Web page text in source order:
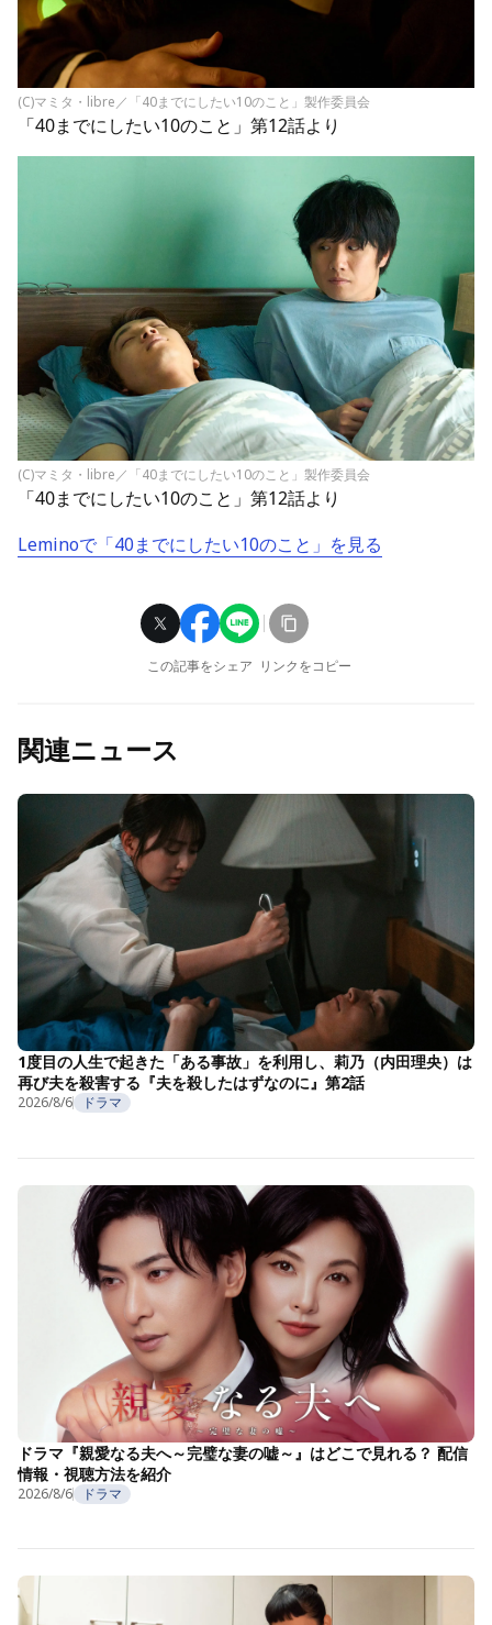
(C)マミタ・libre／「40までにしたい10のこと」製作委員会
「40までにしたい10のこと」第12話より
(C)マミタ・libre／「40までにしたい10のこと」製作委員会
「40までにしたい10のこと」第12話より
Leminoで「40までにしたい10のこと」を見る
この記事をシェア リンクをコピー
関連ニュース
1度目の人生で起きた「ある事故」を利用し、莉乃（内田理央）は
再び夫を殺害する『夫を殺したはずなのに』第2話
2026/8/6 ドラマ
ドラマ『親愛なる夫へ～完璧な妻の嘘～』はどこで見れる？ 配信
情報・視聴方法を紹介
2026/8/6 ドラマ